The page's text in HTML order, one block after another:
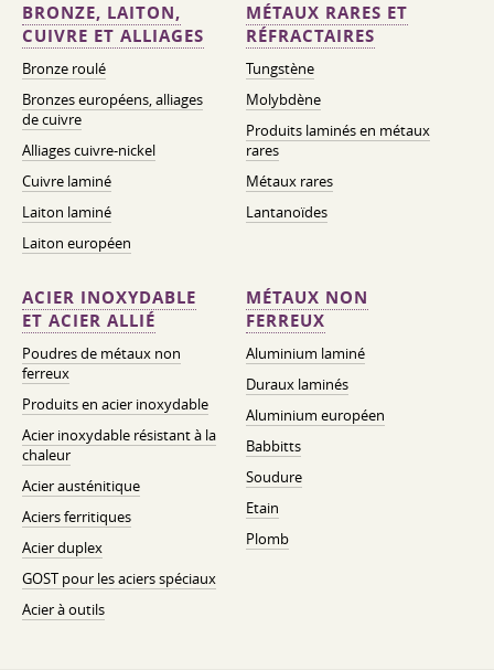
BRONZE, LAITON,
CUIVRE ET ALLIAGES
Bronze roulé
Bronzes européens, alliages
de cuivre
Alliages cuivre-nickel
Cuivre laminé
Laiton laminé
Laiton européen
MÉTAUX RARES ET
RÉFRACTAIRES
Tungstène
Molybdène
Produits laminés en métaux
rares
Métaux rares
Lantanoïdes
ACIER INOXYDABLE
ET ACIER ALLIÉ
Poudres de métaux non
ferreux
Produits en acier inoxydable
Acier inoxydable résistant à la
chaleur
Acier austénitique
Aciers ferritiques
Acier duplex
GOST pour les aciers spéciaux
Acier à outils
MÉTAUX NON
FERREUX
Aluminium laminé
Duraux laminés
Aluminium européen
Babbitts
Soudure
Etain
Plomb